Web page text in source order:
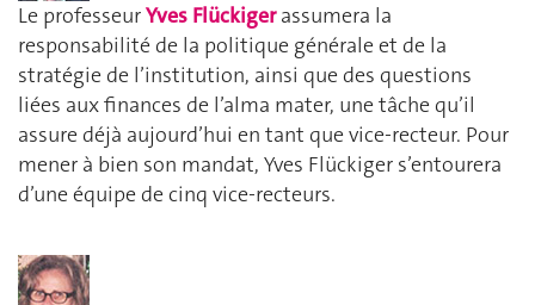
Le professeurYves Flückiger assumera la
responsabilité de la politique générale et de la
stratégie de l’institution, ainsi que des questions
liées aux finances de l’alma mater, une tâche qu’il
assure déjà aujourd’hui en tant que vice-recteur. Pour
mener à bien son mandat, Yves Flückiger s’entourera
d’une équipe de cinq vice-recteurs.